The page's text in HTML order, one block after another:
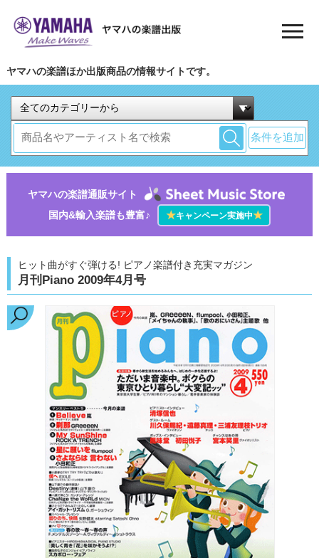
ヤマハの楽譜ほか出版商品の情報サイトです。
条件を追加
ヤマハの楽譜通販サイト
国内&輸入楽譜も豊富♪
★キャンペーン実施中★
ヒット曲がすぐ弾ける! ピアノ楽譜付き充実マガジン
月刊Piano 2009年4月号